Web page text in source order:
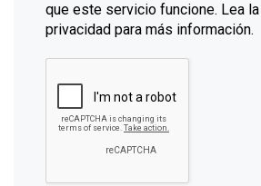
que este servicio funcione. Lea
privacidad para más información.